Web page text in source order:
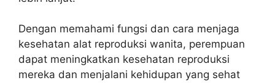
Dengan memahami fungsi dan cara menjaga
kesehatan alat reproduksi wanita, perempuan
dapat meningkatkan kesehatan reproduksi
mereka dan menjalani kehidupan yang sehat